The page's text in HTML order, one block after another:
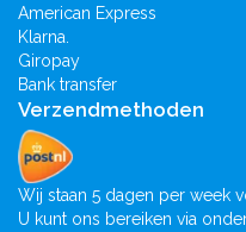
American Express
Klarna.
Giropay
Bank transfer
Verzendmethoden
Wij staan 5 dagen per week
U kunt ons bereiken via